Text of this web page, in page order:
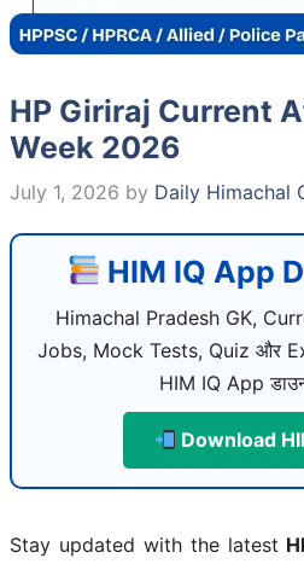
HP Giriraj Current
Week 2026
July 1, 2026 by Daily Himachal
HIM IQ App
Himachal Pradesh GK,
Jobs, Mock Tests, Quiz और
HIM IQ App
Download
Stay updated with the latest